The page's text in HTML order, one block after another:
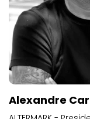
Alexandre